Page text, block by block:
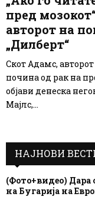
пред
авторот на
„Дилберт“
Скот Адамс,
почина од рак на
објави денеска
Мајлс,...
НАЈНОВИ
(Фото+видео) Дара
на Бугарија на